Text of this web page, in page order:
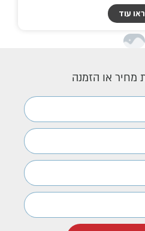
עוד
מחיר או הזמנה